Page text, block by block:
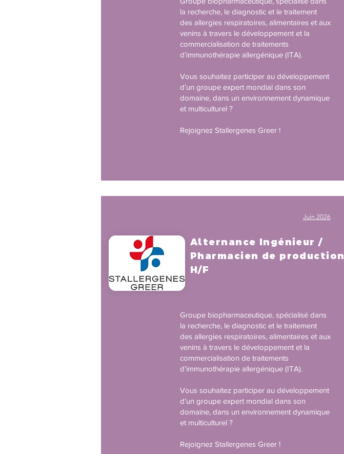
la recherche, le diagnostic et le traitement
des allergies respiratoires, alimentaires et aux
venins à travers le développement et la
commercialisation de traitements
d’immunothérapie allergénique (ITA).
Vous souhaitez participer au développement
d’un groupe expert mondial dans son
domaine, dans un environnement dynamique
et multiculturel ?
Rejoignez Stallergenes Greer !
Juin 2026
Alternance Ingénieur /
Pharmacien de production
H/F
Groupe biopharmaceutique, spécialisé dans
la recherche, le diagnostic et le traitement
des allergies respiratoires, alimentaires et aux
venins à travers le développement et la
commercialisation de traitements
d’immunothérapie allergénique (ITA).
Vous souhaitez participer au développement
d’un groupe expert mondial dans son
domaine, dans un environnement dynamique
et multiculturel ?
Rejoignez Stallergenes Greer !